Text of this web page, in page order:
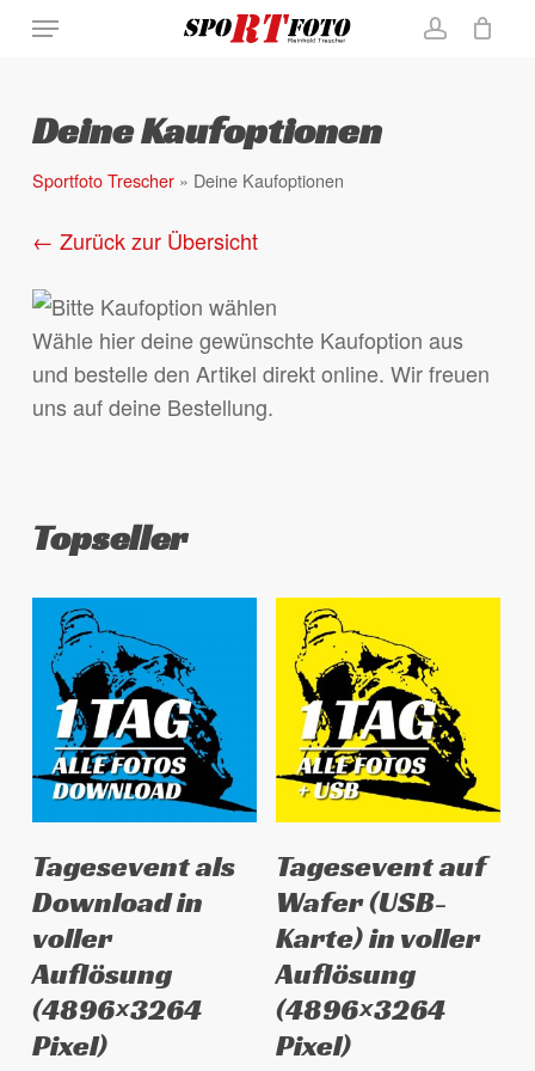
Skip
content
Menu
Deine Kaufoptionen
Sportfoto Trescher» Deine Kaufoptionen
← Zurück zur Übersicht
Wähle hier deine gewünschte Kaufoption aus
und bestelle den Artikel direkt online. Wir freuen
uns auf deine Bestellung.
Topseller
Produkt
weist
mehrere
Varianten
auf.
Die
Tagesevent als
Download in
voller
Auflösung
(4896×3264
Pixel)
Produkt
weist
mehrere
Varianten
auf.
Die
Tagesevent auf
Wafer (USB-
Karte) in voller
Auflösung
(4896×3264
Pixel)